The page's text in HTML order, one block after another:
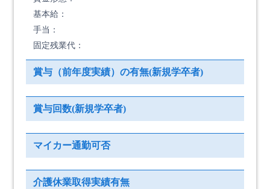
基本給：
手当：
固定残業代：
賞与（前年度実績）の有無(新規学卒者)
賞与回数(新規学卒者)
マイカー通勤可否
介護休業取得実績有無